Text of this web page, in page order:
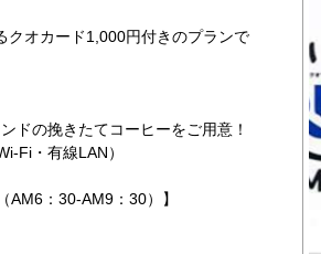
オカード1,000円付きのプランで
ドの挽きたてコーヒーをご用意！
Fi・有線LAN）
AM6：30-AM9：30）】